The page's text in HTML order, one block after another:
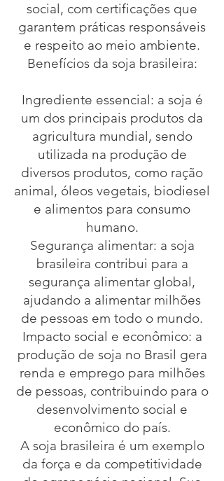
social, com certificações que
garantem práticas responsáveis
e respeito ao meio ambiente.
Benefícios da soja brasileira:
Ingrediente essencial: a soja é
um dos principais produtos da
agricultura mundial, sendo
utilizada na produção de
diversos produtos, como ração
animal, óleos vegetais, biodiesel
e alimentos para consumo
humano.
Segurança alimentar: a soja
brasileira contribui para a
segurança alimentar global,
ajudando a alimentar milhões
de pessoas em todo o mundo.
Impacto social e econômico: a
produção de soja no Brasil gera
renda e emprego para milhões
de pessoas, contribuindo para o
desenvolvimento social e
econômico do país.
A soja brasileira é um exemplo
da força e da competitividade